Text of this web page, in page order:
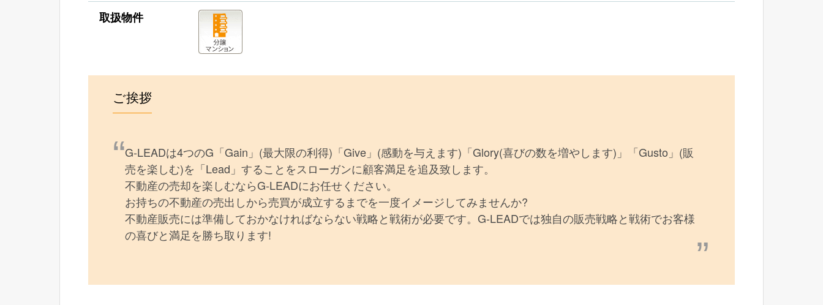
取扱物件
ご挨拶
G-LEADは4つのG「Gain」(最大限の利得)「Give」(感動を与えます)「Glory(喜びの数を増やします)」「Gusto」(販
売を楽しむ)を「Lead」することをスローガンに顧客満足を追及致します。
不動産の売却を楽しむならG-LEADにお任せください。
お持ちの不動産の売出しから売買が成立するまでを一度イメージしてみませんか?
不動産販売には準備しておかなければならない戦略と戦術が必要です。G-LEADでは独自の販売戦略と戦術でお客様
の喜びと満足を勝ち取ります!